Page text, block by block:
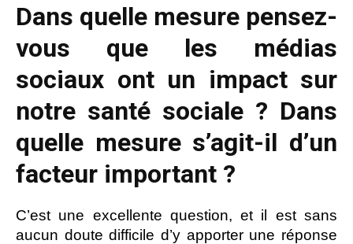
Dans quelle mesure pensez-
vous que les médias
sociaux ont un impact sur
notre santé sociale ? Dans
quelle mesure s’agit-il d’un
facteur important ?
C’est une excellente question, et il est sans
aucun doute difficile d’y apporter une réponse